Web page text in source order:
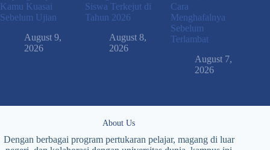
Kamu Kuasai
Sebelum Ujian
August 9,
2026
Siswa Terkejut di
Tahun 2026
August 8,
2026
Cara
Menghafalnya
Sebelum
Terlambat
August 7,
2026
About Us
Dengan berbagai program pertukaran pelajar, magang di luar